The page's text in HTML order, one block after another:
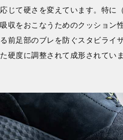
応じて硬さを変えています。特に
吸収をおこなうためのクッション
る前足部のブレを防ぐスタビライ
た硬度に調整されて成形されていま